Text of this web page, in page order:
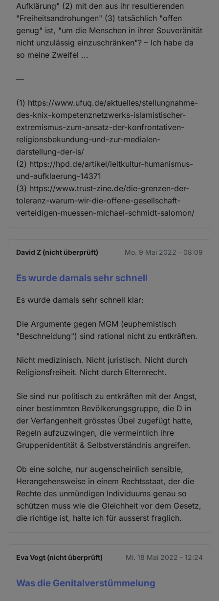
Aufklärung" (2) mit den aus ihr resultierenden
"Freiheitsandrohungen" (3) tatsächlich "offen
genug" ist, "um die Menschen in ihrer Souveränität
nicht unzulässig einzuschränken"? – Ich habe da
so meine Zweifel ...
—
(1) https://www.ufuq.de/aktuelles/stellungnahme-
des-knix-kompetenznetzwerks-islamistischer-
extremismus-zum-ansatz-der-konfrontativen-
religionsbekundung-und-zur-medialen-
darstellung-der-is/
(2) https://hpd.de/artikel/leitkultur-humanismus-
und-aufklaerung-14371
(3) https://www.trust-zine.de/die-grenzen-der-
toleranz-warum-wir-die-offene-gesellschaft-
verteidigen-muessen-michael-schmidt-salomon/
David Z (nicht überprüft) Mo. 9 Mai 2022 - 08:09
Es wurde damals sehr schnell
Es wurde damals sehr schnell klar:
Die Argumente gegen MGM (euphemistisch
"Beschneidung") sind rational nicht zu entkräften.
Nicht medizinisch. Nicht juristisch. Nicht durch
Religionsfreiheit. Nicht durch Elternrecht.
Sie sind nur politisch zu entkräften mit der Angst,
einer bestimmten Bevölkerungsgruppe, die D in
der Verfangenheit grösstes Übel zugefügt hatte,
Regeln aufzuzwingen, die vermeintlich ihre
Gruppenidentität & Selbstverständnis angreifen.
Ob eine solche, nur augenscheinlich sensible,
Herangehensweise in einem Rechtsstaat, der die
Rechte des unmündigen Individuums genau so
schützen muss wie die Gleichheit vor dem Gesetz,
die richtige ist, halte ich für ausserst fraglich.
Eva Vogt (nicht überprüft) Mi. 18 Mai 2022 - 12:24
Was die Genitalverstümmelung